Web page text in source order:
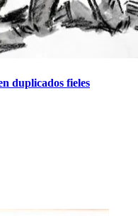
duplicados fieles